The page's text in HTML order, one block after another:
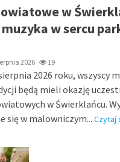
w
w sercu
2026 19
2026 roku, wszyscy
będą mieli okazję
w Świerklańcu.
się w malowniczym... Czytaj